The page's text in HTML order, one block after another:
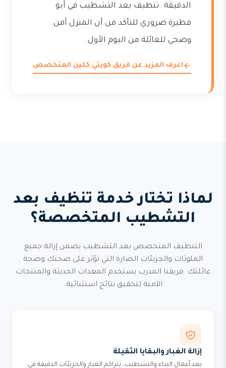
الدقيقة. تنظيف بعد التشطيب في أبو
فطيرة ضروري للتأكد من أن المنزل آمن
وصحي للعائلة من اليوم الأول.
اعرف المزيد عن فريق كويتي كلين المتخصص
لماذا تختار خدمة تنظيف بعد
التشطيب المتخصصة؟
التنظيف المتخصص بعد التشطيب يضمن إزالة جميع
الملوثات والجزيئات الضارة التي تؤثر على صحتك وصحة
عائلتك. فريقنا المدرب يستخدم المعدات الحديثة والمنتجات
الآمنة لتحقيق نتائج استثنائية.
إزالة الغبار والبقايا الثقيلة
بعد أعمال البناء والتشطيب، يتراكم الغبار والجزيئات الدقيقة في